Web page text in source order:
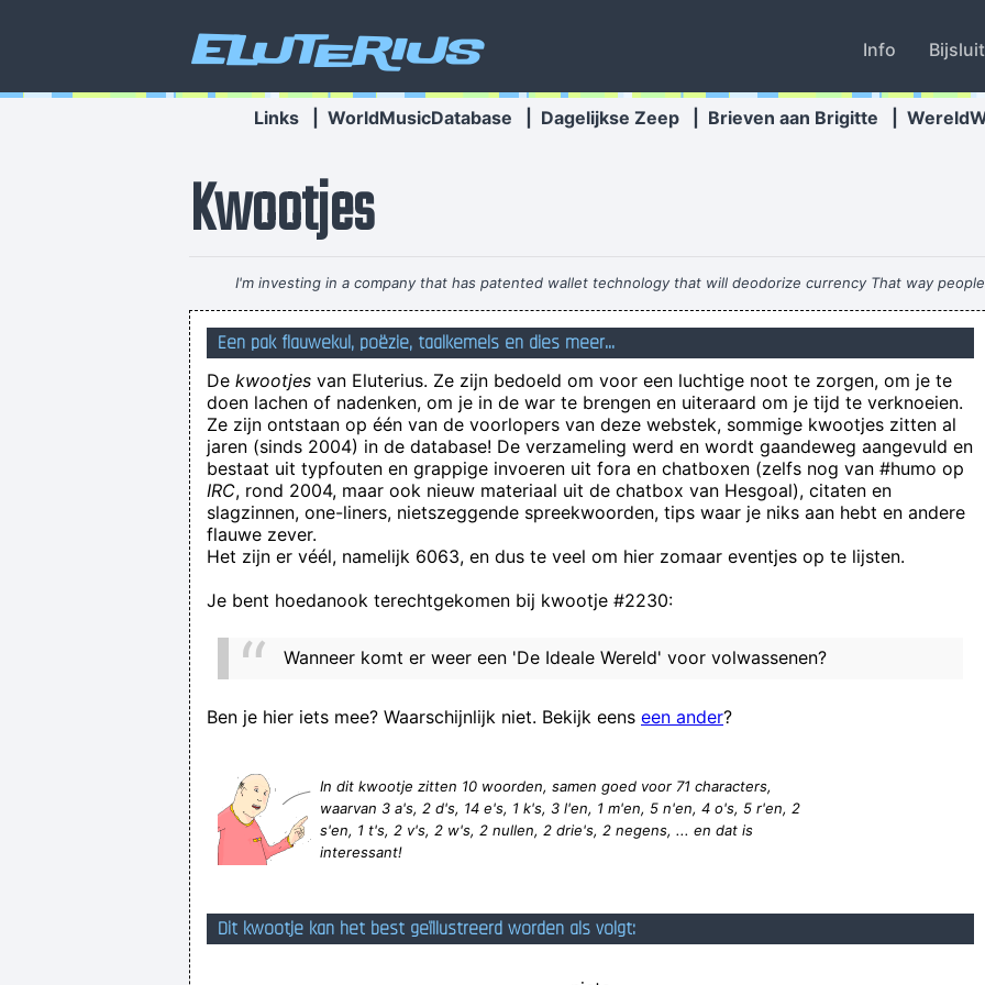
Eluterius Info
Links WorldMusicDatabase Dagelijkse Zeep Brieven aan Brigitte
Kwootjes
I'm investing in a company that has patented wallet technology that will deodorize currency That way
Je zou beter je ogen eens opendoen en die FUCKING luie kantjeslopers eens aan 't werk zetten, dan zal
er ligt een plasje
Uuueeehhh...
Jim was an interesting man, he learned from his ancestors how
Zal ik anders even uittesten of ik met mijn vuist
Heej
Een pak flauwekul, poëzie, taalkemels en dies meer...
De kwootjes van Eluterius. Ze zijn bedoeld om voor een luchtige noot te zorgen, om je te
doen lachen of nadenken, om je in de war te brengen en uiteraard om je tijd te verknoeien.
Ze zijn ontstaan op één van de voorlopers van deze webstek, sommige kwootjes zitten al
jaren (sinds 2004) in de database! De verzameling werd en wordt gaandeweg aangevuld en
bestaat uit typfouten en grappige invoeren uit fora en chatboxen (zelfs nog van #humo op
IRC, rond 2004, maar ook nieuw materiaal uit de chatbox van Hesgoal), citaten en
slagzinnen, one-liners, nietszeggende spreekwoorden, tips waar je niks aan hebt en andere
flauwe zever.
Het zijn er véél, namelijk 6063, en dus te veel om hier zomaar eventjes op te lijsten.
Je bent hoedanook terechtgekomen bij kwootje #2230:
Wanneer komt er weer een 'De Ideale Wereld' voor volwassenen?
Ben je hier iets mee? Waarschijnlijk niet. Bekijk eens een ander?
In dit kwootje zitten 10 woorden, samen goed voor 71 characters,
waarvan 3 a's, 2 d's, 14 e's, 1 k's, 3 l'en, 1 m'en, 5 n'en, 4 o's, 5 r'en, 2
s'en, 1 t's, 2 v's, 2 w's, 2 nullen, 2 drie's, 2 negens, ... en dat is
interessant!
Dit kwootje kan het best geïllustreerd worden als volgt: